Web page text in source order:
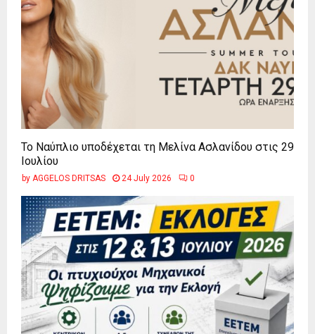
Το Ναύπλιο υποδέχεται τη Μελίνα Ασλανίδου στις 29
Ιουλίου
by AGGELOS DRITSAS 24 July 2026 0